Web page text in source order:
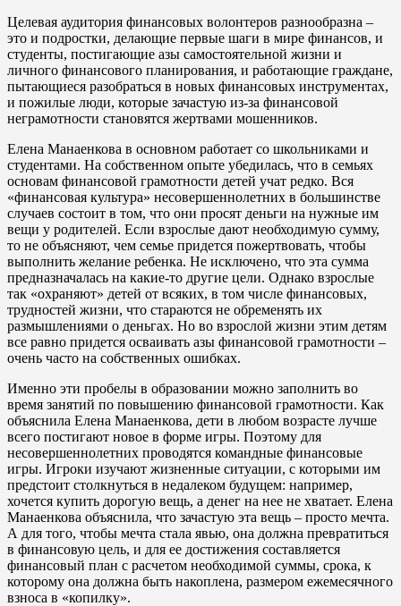
Целевая аудитория финансовых волонтеров разнообразна –
это и подростки, делающие первые шаги в мире финансов, и
студенты, постигающие азы самостоятельной жизни и
личного финансового планирования, и работающие граждане,
пытающиеся разобраться в новых финансовых инструментах,
и пожилые люди, которые зачастую из-за финансовой
неграмотности становятся жертвами мошенников.
Елена Манаенкова в основном работает со школьниками и
студентами. На собственном опыте убедилась, что в семьях
основам финансовой грамотности детей учат редко. Вся
«финансовая культура» несовершеннолетних в большинстве
случаев состоит в том, что они просят деньги на нужные им
вещи у родителей. Если взрослые дают необходимую сумму,
то не объясняют, чем семье придется пожертвовать, чтобы
выполнить желание ребенка. Не исключено, что эта сумма
предназначалась на какие-то другие цели. Однако взрослые
так «охраняют» детей от всяких, в том числе финансовых,
трудностей жизни, что стараются не обременять их
размышлениями о деньгах. Но во взрослой жизни этим детям
все равно придется осваивать азы финансовой грамотности –
очень часто на собственных ошибках.
Именно эти пробелы в образовании можно заполнить во
время занятий по повышению финансовой грамотности. Как
объяснила Елена Манаенкова, дети в любом возрасте лучше
всего постигают новое в форме игры. Поэтому для
несовершеннолетних проводятся командные финансовые
игры. Игроки изучают жизненные ситуации, с которыми им
предстоит столкнуться в недалеком будущем: например,
хочется купить дорогую вещь, а денег на нее не хватает. Елена
Манаенкова объяснила, что зачастую эта вещь – просто мечта.
А для того, чтобы мечта стала явью, она должна превратиться
в финансовую цель, и для ее достижения составляется
финансовый план с расчетом необходимой суммы, срока, к
которому она должна быть накоплена, размером ежемесячного
взноса в «копилку».